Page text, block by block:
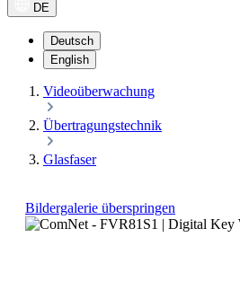
DE
Deutsch
English
Videoüberwachung
Übertragungstechnik
Glasfaser
Bildergalerie überspringen